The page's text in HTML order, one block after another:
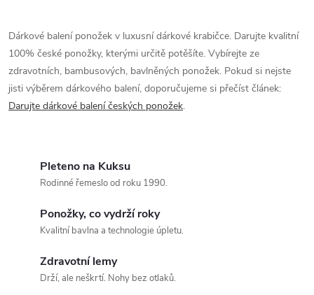
v
l
á
Dárkové balení ponožek v luxusní dárkové krabičce. Darujte kvalitní
100% české ponožky, kterými určitě potěšíte. Vybírejte ze
zdravotních, bambusových, bavlněných ponožek. Pokud si nejste
jisti výběrem dárkového balení, doporučujeme si přečíst článek:
Darujte dárkové balení českých ponožek.
Pleteno na Kuksu
Rodinné řemeslo od roku 1990.
Ponožky, co vydrží roky
Kvalitní bavlna a technologie úpletu.
Zdravotní lemy
Drží, ale neškrtí. Nohy bez otlaků.